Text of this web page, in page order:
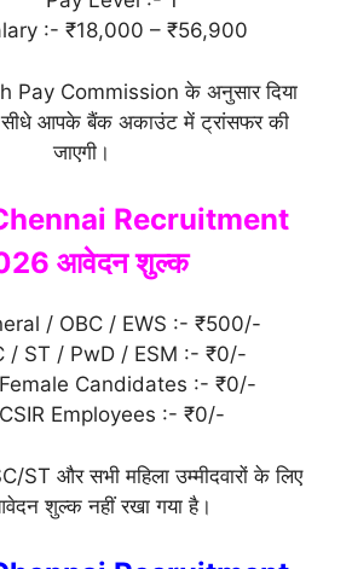
:- ₹18,000 – ₹56,900
Pay Commission के अनुसार दिया
सीधे आपके बैंक अकाउंट में ट्रांसफर की
जाएगी।
Recruitment
आवेदन शुल्क
/ OBC / EWS :- ₹500/-
/ ST / PwD / ESM :- ₹0/-
Candidates :- ₹0/-
CSIR Employees :- ₹0/-
ST और सभी महिला उम्मीदवारों के लिए
शुल्क नहीं रखा गया है।